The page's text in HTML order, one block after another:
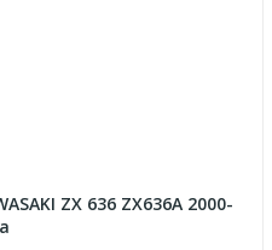
ZX 636 ZX636A 2000-